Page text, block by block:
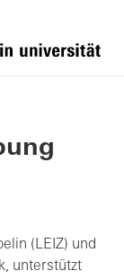
(LEIZ) und
unterstützt